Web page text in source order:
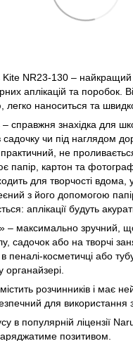
Kite NR23-130 – найкращий
аплікацій та поробок.
легко наноситься та
справжня знахідка для
чи під наглядом
не
папір, картон та
для творчості вдома,
з його допомогою
аплікації будуть
– максимально зручний,
садочок або на творчі
пеналі-косметичці або
органайзері.
розчинників і має
для використання
в популярній ліцензії
позитивом.